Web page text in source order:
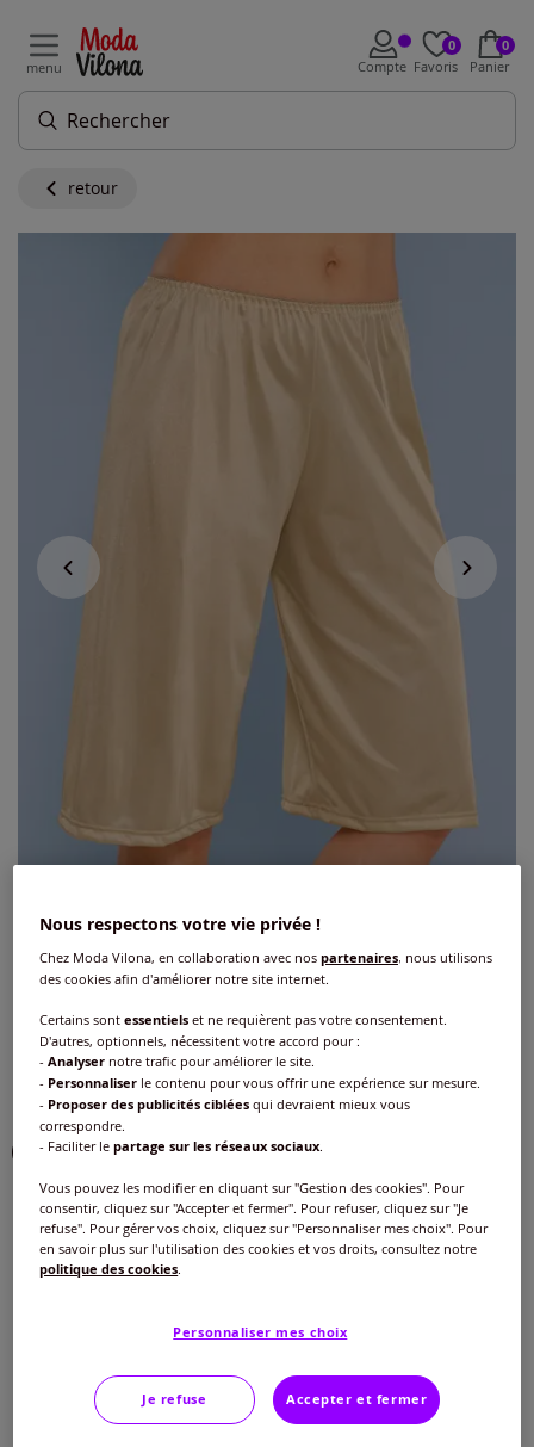
menu Compte
0
Favoris
0
Panier
retour
Jupon-culotte antistatique
Réf : 186.831.039 5/ 5-
Couleur :sable
Choisir une couleur :
Taille :
Veuillez sélectionner une taille
42/44 -En stock
Ajouter au panier
Nous respectons votre vie privée !
Chez Moda Vilona, en collaboration avec nospartenaires, nous utilisons
des cookies afin d'améliorer notre site internet.
Certains sontessentiels et ne requièrent pas votre consentement.
D'autres, optionnels, nécessitent votre accord pour :
-Analyser notre trafic pour améliorer le site.
- Personnaliser le contenu pour vous offrir une expérience sur mesure.
- Proposer des publicités ciblées qui devraient mieux vous
correspondre.
- Faciliter lepartage sur les réseaux sociaux.
Vous pouvez les modifier en cliquant sur "Gestion des cookies". Pour
consentir, cliquez sur "Accepter et fermer". Pour refuser, cliquez sur "Je
refuse". Pour gérer vos choix, cliquez sur "Personnaliser mes choix". Pour
en savoir plus sur l'utilisation des cookies et vos droits, consultez notre
politique des cookies.
Personnaliser mes choix
Je refuse Accepter et fermer